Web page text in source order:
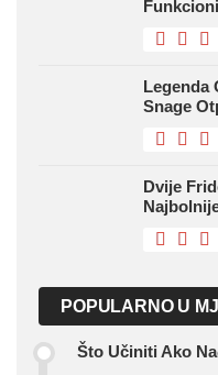
Legenda
Snage
Dvije
POPULARNO U
Što Učiniti Ako